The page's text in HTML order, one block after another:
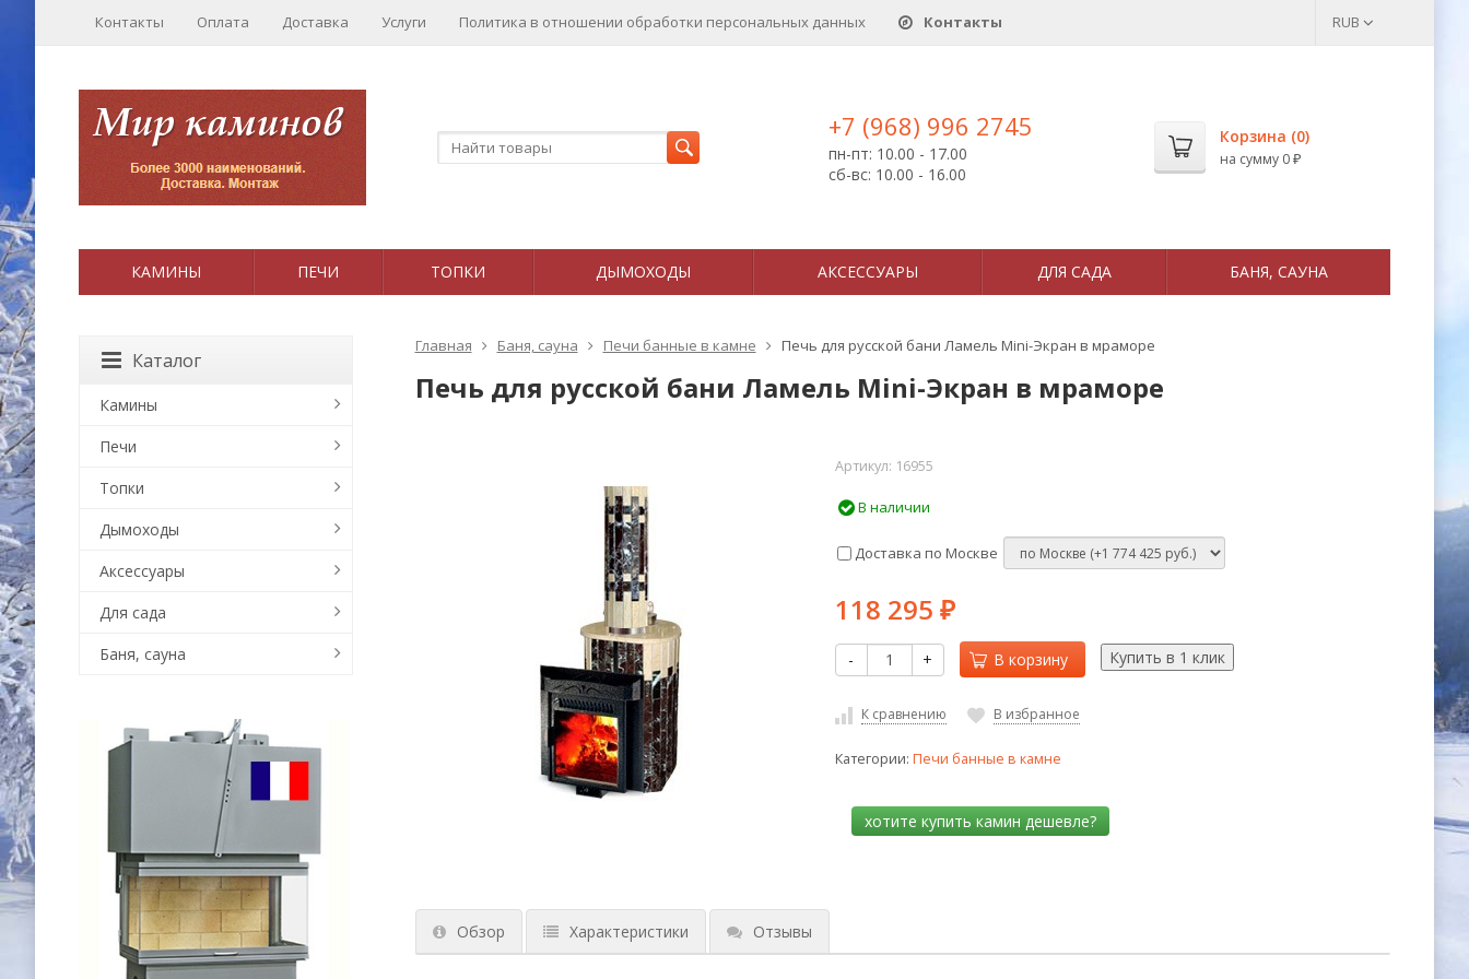
Контакты Оплата Доставка Услуги Политика в отношении обработки персональных данныx Контакты RUB
+7 (968) 996 2745
пн-пт: 10.00 - 17.00
сб-вс: 10.00 - 16.00
Корзина (0)
на сумму 0 ₽
КАМИНЫ ПЕЧИ ТОПКИ ДЫМОХОДЫ АКСЕССУАРЫ ДЛЯ САДА БАНЯ, САУНА
Главная Баня, сауна Печи банные в камне Печь для русской бани Ламель Mini-Экран в мраморе
Печь для русской бани Ламель Mini-Экран в мраморе
Артикул: 16955
В наличии
Доставка по Москве
118 295 ₽
- + В корзину
К сравнению В избранное
Категории: Печи банные в камне
Обзор Характеристики Отзывы
Каталог
Камины
Печи
Топки
Дымоходы
Аксессуары
Для сада
Баня, сауна